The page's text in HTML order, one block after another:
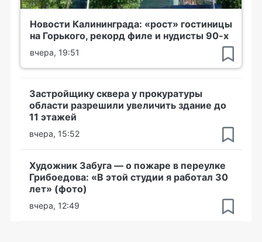
Новости Калининграда: «рост» гостиницы
на Горького, рекорд филе и нудисты 90-х
вчера, 19:51
Застройщику сквера у прокуратуры
области разрешили увеличить здание до
11 этажей
вчера, 15:52
Художник Забуга — о пожаре в переулке
Грибоедова: «В этой студии я работал 30
лет» (фото)
вчера, 12:49